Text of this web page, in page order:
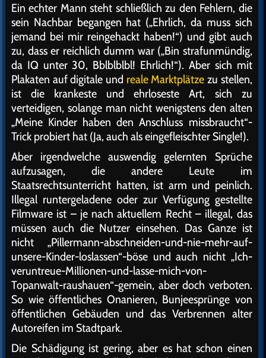
Ein echter Mann steht schließlich zu den Fehlern, die
sein Nachbar begangen hat („Ehrlich, da muss sich
jemand bei mir reingehackt haben!“) und gibt auch
zu, dass er reichlich dumm war („Bin strafunmündig,
da IQ unter 30, Bblblblbl! Ehrlich!“). Aber sich mit
Plakaten auf digitale und reale Marktplätze zu stellen,
ist die krankeste und ehrloseste Art, sich zu
verteidigen, solange man nicht wenigstens den alten
„Meine Kinder haben den Anschluss missbraucht“-
Trick probiert hat (Ja, auch als eingefleischter Single!).
Aber irgendwelche auswendig gelernten Sprüche
aufzusagen, die andere Leute im
Staatsrechtsunterricht hatten, ist arm und peinlich.
Illegal runtergeladene oder zur Verfügung gestellte
Filmware ist – je nach aktuellem Recht – illegal, das
müssen auch die Nutzer einsehen. Das Ganze ist
nicht „Pillermann-abschneiden-und-nie-mehr-auf-
unsere-Kinder-loslassen“-böse und auch nicht „Ich-
veruntreue-Millionen-und-lasse-mich-von-
Topanwalt-raushauen“-gemein, aber doch verboten.
So wie öffentliches Onanieren, Bunjeesprünge von
öffentlichen Gebäuden und das Verbrennen alter
Autoreifen im Stadtpark.
Die Schädigung ist gering, aber es hat schon einen